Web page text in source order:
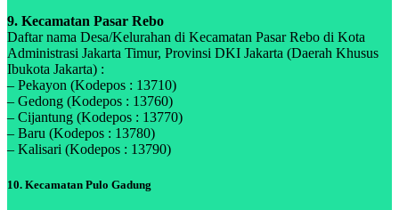
9. Kecamatan Pasar Rebo
Daftar nama Desa/Kelurahan di Kecamatan Pasar Rebo di Kota
Administrasi Jakarta Timur, Provinsi DKI Jakarta (Daerah Khusus
Ibukota Jakarta) :
– Pekayon (Kodepos : 13710)
– Gedong (Kodepos : 13760)
– Cijantung (Kodepos : 13770)
– Baru (Kodepos : 13780)
– Kalisari (Kodepos : 13790)
10. Kecamatan Pulo Gadung